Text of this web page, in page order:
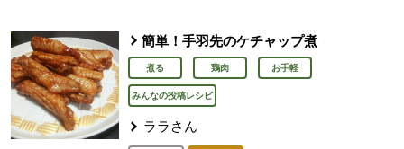
簡単！手羽先のケチャップ煮
煮る 鶏肉 お手軽
みんなの投稿レシピ
ララさん